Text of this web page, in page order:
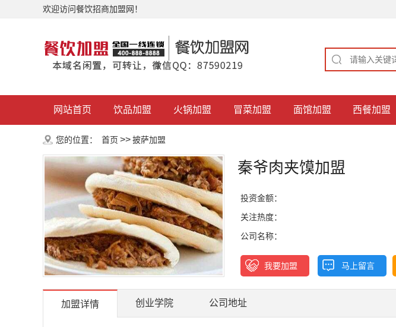
欢迎访问餐饮招商加盟网！
网站首页 饮品加盟 火锅加盟 冒菜加盟 面馆加盟 西餐加盟
您的位置： 首页 >>披萨加盟
秦爷肉夹馍加盟
投资金额：
关注热度：
公司名称：
我要加盟 马上留言
加盟详情 创业学院 公司地址